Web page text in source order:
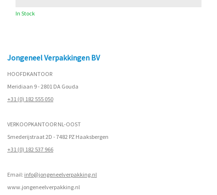
In Stock
Jongeneel Verpakkingen BV
HOOFDKANTOOR
Meridiaan 9 - 2801 DA Gouda
+31 (0) 182 555 050
VERKOOPKANTOOR NL-OOST
Smederijstraat 2D - 7482 PZ Haaksbergen
+31 (0) 182 537 966
Email: info@jongeneelverpakking.nl
www.jongeneelverpakking.nl